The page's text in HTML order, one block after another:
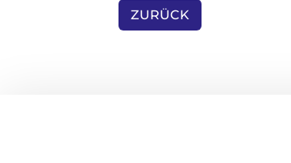
ZURÜCK